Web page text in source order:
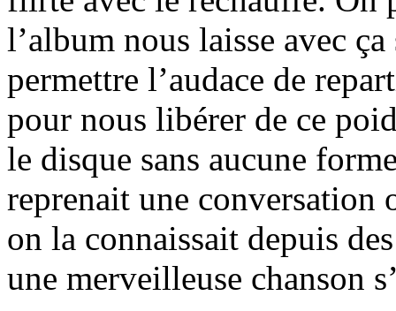
l’album nous laisse avec
permettre l’audace de
pour nous libérer de ce
le disque sans aucune
reprenait une conversation
on la connaissait depuis
une merveilleuse chanson